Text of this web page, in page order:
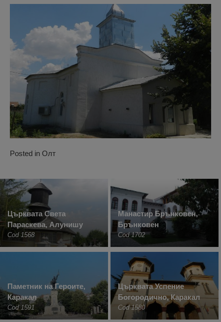
Posted in Олт
Църквата Света
Параскева, Алунишу
Cod 1568
Манастир Брънковен,
Брънковен
Cod 1702
Паметник на Героите,
Каракал
Cod 1591
Църквата Успение
Богородично, Каракал
Cod 1580